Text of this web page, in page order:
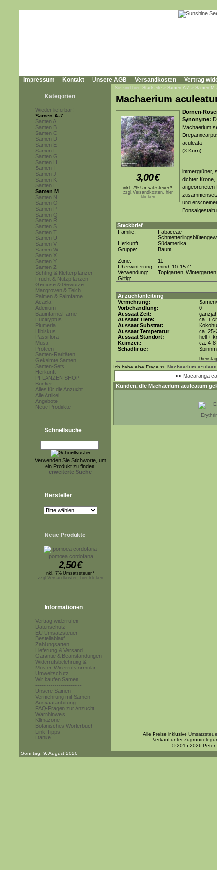
Impressum Kontakt Unsere AGB Versandkosten Vertrag
Kategorien
Wieder lieferbar!
Samen A-Z
Samen A
Samen B
Samen C
Samen D
Samen E
Samen F
Samen G
Samen H
Samen I
Samen J
Samen K
Samen L
Samen M
Samen N
Samen O
Samen P
Samen Q
Samen R
Samen S
Samen T
Samen U
Samen V
Samen W
Samen X
Samen Y
Samen Z
Schling & Kletterpflanzen
Frucht & Nutzpflanzen
Gemüse & Gewürze
Mangroven & Teich
Palmen & Palmfarne
Acacia
Adenium
Baumfarne/Farne
Eucalyptus
Plumeria
Hibiskus
Passiflora
Musa
Proteen
Samen-Raritäten
Gekeimte Samen
Samen-Sets
Herkunft
PFLANZEN SHOP
Bücher
Alles für die Anzucht
Alle Artikel
Angebote
Neue Produkte
Schnellsuche
Verwenden Sie Stichworte, um
ein Produkt zu finden.
erweiterte Suche
Hersteller
Neue Produkte
Ipomoea cordofana
2,50€
inkl. 7% Umsatzsteuer *
zzgl.Versandkosten, hier klicken
Informationen
Vertrag widerrufen
Datenschutz
EU Umsatzsteuer
Bestellablauf
Zahlungsarten
Lieferung & Versand
Garantie & Beanstandungen
Widerrufsbelehrung &
Muster-Widerrufsformular
Umweltschutz
Wir kaufen Samen
------------------------
Unsere Samen
Vermehrung mit Samen
Aussaatanleitung
FAQ-Fragen zur Anzucht
Warnhinweis
Klimazone
Botanisches Wörterbuch
Link-Tipps
Danke
Sie sind hier: Startseite » Samen A-Z » Samen M
Machaerium
3,00€
inkl. 7% Umsatzsteuer *
zzgl.Versandkosten, hier
klicken
Dornen-
Synonyme:
Machaerium
aculeata
(3 Korn)
immergrüner,
dichter Krone,
angeordneten
und
Steckbrief
Familie:
Fabaceae
Herkunft:
Südamerika
Gruppe:
Baum
Zone:
11
Überwinterung:
mind. 10-15°C
Verwendung:
Topfgarten, Wintergarten
Giftig:
Anzuchtanleitung
Vermehrung:
Vorbehandlung:
0
Aussaat Zeit:
Aussaat Tiefe:
ca. 1
Aussaat Substrat:
Aussaat Temperatur:
ca. 25-
Aussaat Standort:
hell +
Keimzeit:
ca. 4-8
Schädlinge:
Ich habe eine Frage zu Machaerium
«« Macaranga
Kunden, die Machaerium aculeatum
Alle Preise inklusive
Verkauf unter
© 2015-2026 Peter
Sonntag, 9. August 2026